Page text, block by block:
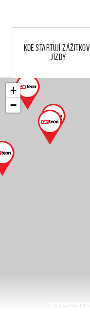
Kde startují
jízdy
+
−
Leaflet | ©